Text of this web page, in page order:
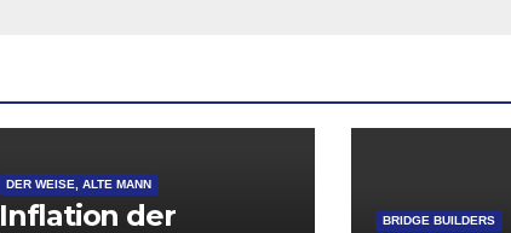
DER WEISE, ALTE MANN
Inflation der
BRIDGE BUILDERS